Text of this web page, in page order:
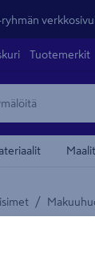
Tuotemerkit
Maalit
/